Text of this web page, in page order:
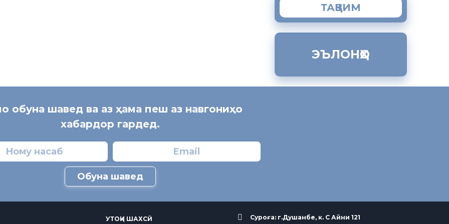
ТАҚВИМ
ЭЪЛОНҲО
обуна шавед ва аз ҳама пеш аз навгониҳо
хабардор гардед.
Обуна шавед
УТОҚИ ШАХСӢ Суроға: г.Душанбе, к. С Айни 121